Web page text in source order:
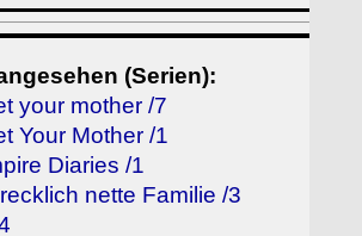
(Serien):
your mother /7
Your Mother /1
Diaries /1
nette Familie /3